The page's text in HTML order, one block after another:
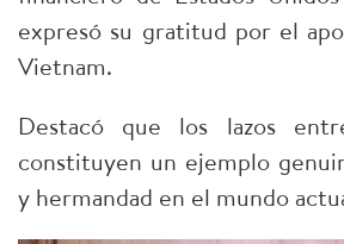
expresó su gratitud por el
Vietnam.
Destacó que los lazos
constituyen un ejemplo
y hermandad en el mundo